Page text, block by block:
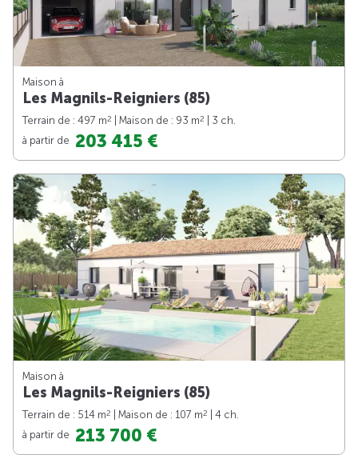
Maison à
Les Magnils-Reigniers (85)
Terrain de : 497 m2 | Maison de : 93 m2
| 3 ch.
à partir de 203 415 €
Maison à
Les Magnils-Reigniers (85)
Terrain de : 514 m2 | Maison de : 107 m2
| 4 ch.
à partir de 213 700 €